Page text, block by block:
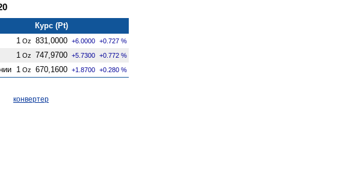
Курс (Pt)
1 Oz 831,0000 +6.0000 +0.727 %
1 Oz 747,9700 +5.7300 +0.772 %
1 Oz 670,1600 +1.8700 +0.280 %
конвертер